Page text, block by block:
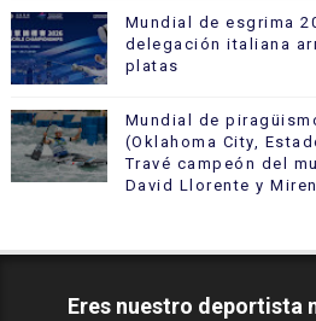
Mundial de esgrima
delegación italiana
platas
Mundial de
(Oklahoma City,
Travé campeón del
David Llorente y
Eres nuestro deportista